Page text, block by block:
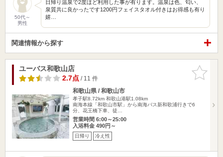
50代～
男性
日帰り温泉で2度ほど利用した事が有ります。温泉は色、匂い、
泉質共に良かったです1200円フェイスタオル付きはお得感も有り
嬉…
関連情報から探す
お気に入
りに追加
ユーバス和歌山店
2.7点/ 11 件
和歌山県 / 和歌山市
孝子駅8.72km 和歌山港駅1.08km
南海本線「和歌山市駅」から南海バス新和歌浦行きで6
分、花王橋下車、徒…
営業時間 6:00～25:00
入浴料金 490円～
日帰り 冷え性